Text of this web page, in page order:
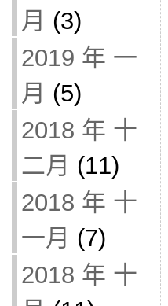
月 (3)
2019 年 一
月 (5)
2018 年 十
二月 (11)
2018 年 十
一月 (7)
2018 年 十